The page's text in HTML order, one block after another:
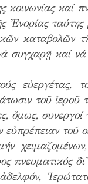
καί
Ἐνορίας
συγχαρῇ καί
εὐεργέτας,
τοῦ
ὅμως,
τοῦ